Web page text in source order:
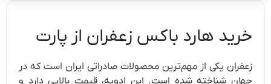
خرید هارد باکس زعفران از پارت
زعفران یکی از مهم‌ترین محصولات صادراتی ایران است که در
جهان شناخته شده ‌است. این ادویه، قیمت بالایی دارد و